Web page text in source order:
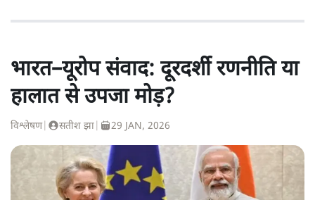
भारत–यूरोप संवाद: दूरदर्शी रणनीति या
हालात से उपजा मोड़?
विश्लेषण| सतीश झा 29 JAN, 2026